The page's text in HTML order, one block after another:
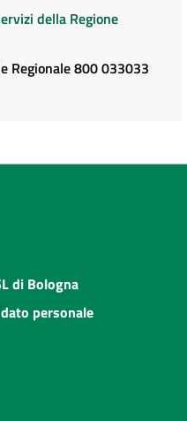
della Regione
Regionale 800 033033
di Bologna
personale